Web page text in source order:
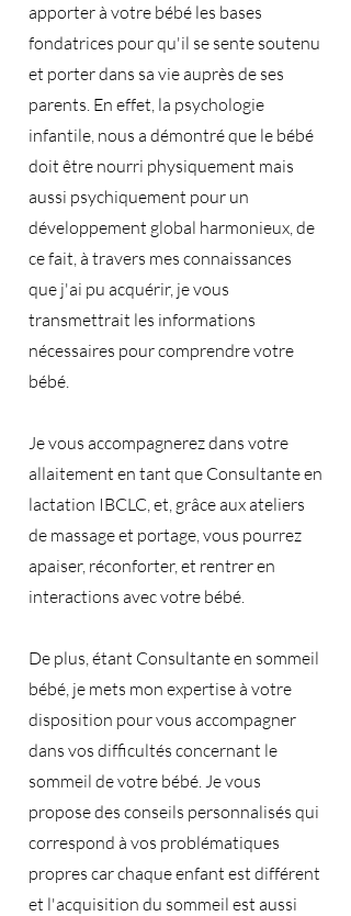
apporter à votre bébé les bases
fondatrices pour qu'il se sente soutenu
et porter dans sa vie auprès de ses
parents. En effet, la psychologie
infantile, nous a démontré que le bébé
doit être nourri physiquement mais
aussi psychiquement pour un
développement global harmonieux, de
ce fait, à travers mes connaissances
que j'ai pu acquérir, je vous
transmettrait les informations
nécessaires pour comprendre votre
bébé.
Je vous accompagnerez dans votre
allaitement en tant que Consultante en
lactation IBCLC, et, grâce aux ateliers
de massage et portage, vous pourrez
apaiser, réconforter, et rentrer en
interactions avec votre bébé.
De plus, étant Consultante en sommeil
bébé, je mets mon expertise à votre
disposition pour vous accompagner
dans vos difficultés concernant le
sommeil de votre bébé. Je vous
propose des conseils personnalisés qui
correspond à vos problématiques
propres car chaque enfant est différent
et l'acquisition du sommeil est aussi